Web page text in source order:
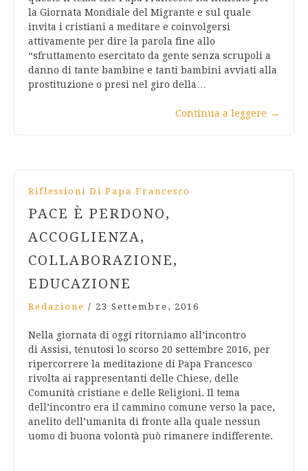
la Giornata Mondiale del Migrante e sul quale
invita i cristiani a meditare e coinvolgersi
attivamente per dire la parola fine allo
“sfruttamento esercitato da gente senza scrupoli a
danno di tante bambine e tanti bambini avviati alla
prostituzione o presi nel giro della…
Continua a leggere →
Riflessioni Di Papa Francesco
PACE È PERDONO,
ACCOGLIENZA,
COLLABORAZIONE,
EDUCAZIONE
Redazione / 23 Settembre, 2016
Nella giornata di oggi ritorniamo all’incontro
di Assisi, tenutosi lo scorso 20 settembre 2016, per
ripercorrere la meditazione di Papa Francesco
rivolta ai rappresentanti delle Chiese, delle
Comunità cristiane e delle Religioni. Il tema
dell’incontro era il cammino comune verso la pace,
anelito dell’umanita di fronte alla quale nessun
uomo di buona volontà può rimanere indifferente.